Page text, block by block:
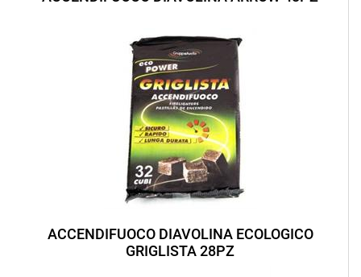
ACCENDIFUOCO DIAVOLINA ECOLOGICO
GRIGLISTA 28PZ